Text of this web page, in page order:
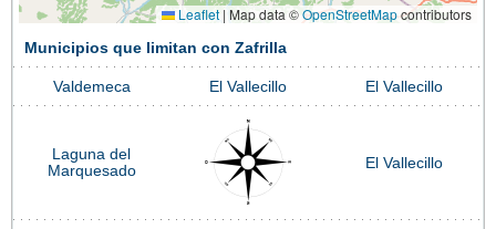
Leaflet | Map data ©OpenStreetMapcontributors
Municipios que limitan con Zafrilla
Valdemeca El Vallecillo El Vallecillo
Laguna del
Marquesado
El Vallecillo